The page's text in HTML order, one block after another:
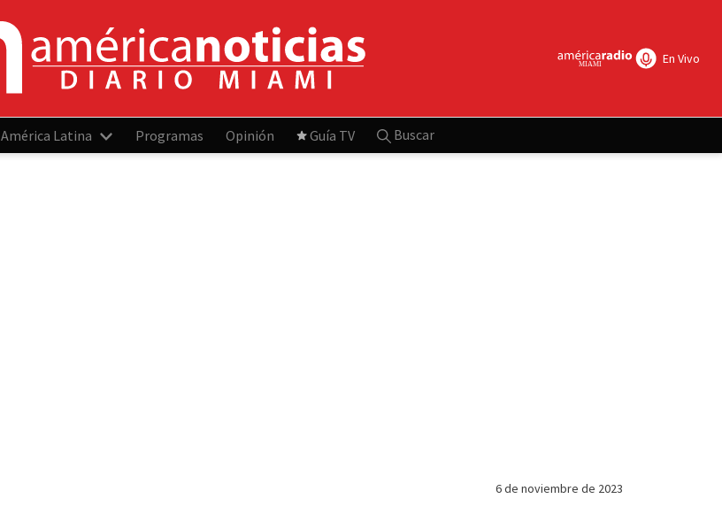
En Vivo
América Latina Programas Opinión Guía TV Buscar
6 de noviembre de 2023